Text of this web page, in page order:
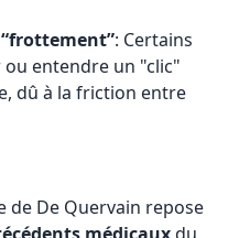
: Certains
entendre un "clic"
dû à la friction entre
de De Quervain repose